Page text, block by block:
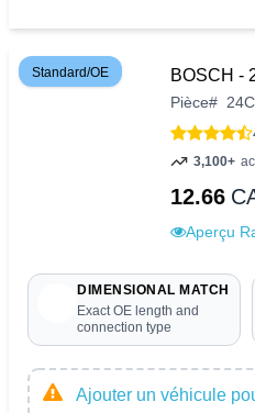
Standard/OE BOSCH -
Pièce#
3,100+
12.66
Aperçu
DIMENSIONAL MATCH
Exact OE length and
connection type
Ajouter un véhicule